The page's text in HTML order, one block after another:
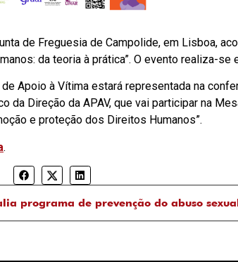
de Freguesia de Campolide, em Lisboa,
da teoria à prática”. O evento realiza-se
Apoio à Vítima estará representada na
da Direção da APAV, que vai participar na
e proteção dos Direitos Humanos”.
.
programa de prevenção do abuso